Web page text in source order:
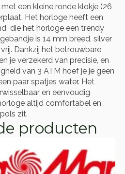
een kleine ronde klokje (26
Het horloge heeft een
die het horloge een trendy
is 14 mm breed, silver
Dankzij het betrouwbare
je verzekerd van precisie, en
van 3 ATM hoef je je geen
paar spatjes water. Het
en eenvoudig
altijd comfortabel en
zit.
producten